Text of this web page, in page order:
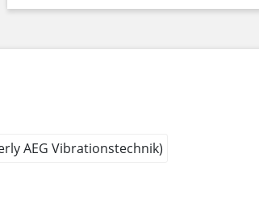
AEG Vibrationstechnik)